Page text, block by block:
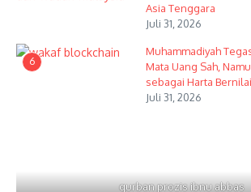
Asia Tenggara
Juli 31, 2026
6
Muhammadiyah
Mata Uang Sah,
sebagai Harta
Juli 31, 2026
qurban prozis ibnu abbas